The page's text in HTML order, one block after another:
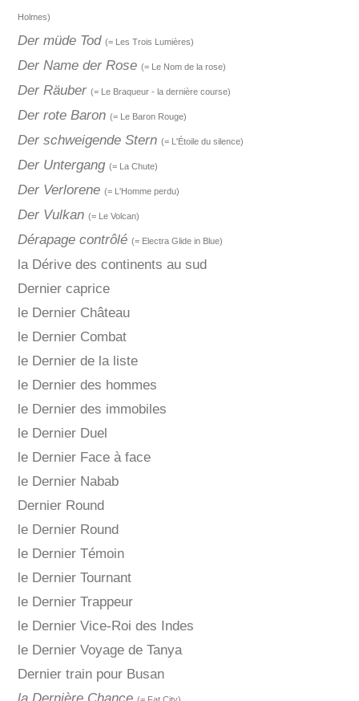
Holmes)
Der müde Tod (= Les Trois Lumières)
Der Name der Rose (= Le Nom de la rose)
Der Räuber (= Le Braqueur - la dernière course)
Der rote Baron (= Le Baron Rouge)
Der schweigende Stern (= L'Étoile du silence)
Der Untergang (= La Chute)
Der Verlorene (= L'Homme perdu)
Der Vulkan (= Le Volcan)
Dérapage contrôlé (= Electra Glide in Blue)
la Dérive des continents au sud
Dernier caprice
le Dernier Château
le Dernier Combat
le Dernier de la liste
le Dernier des hommes
le Dernier des immobiles
le Dernier Duel
le Dernier Face à face
le Dernier Nabab
Dernier Round
le Dernier Round
le Dernier Témoin
le Dernier Tournant
le Dernier Trappeur
le Dernier Vice-Roi des Indes
le Dernier Voyage de Tanya
Dernier train pour Busan